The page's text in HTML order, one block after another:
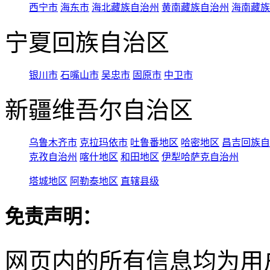
西宁市 海东市 海北藏族自治州 黄南藏族自治州 海南藏
宁夏回族自治区
银川市 石嘴山市 吴忠市 固原市 中卫市
新疆维吾尔自治区
乌鲁木齐市 克拉玛依市 吐鲁番地区 哈密地区 昌吉回族
克孜自治州 喀什地区 和田地区 伊犁哈萨克自治州
塔城地区 阿勒泰地区 直辖县级
免责声明：
网页内的所有信息均为